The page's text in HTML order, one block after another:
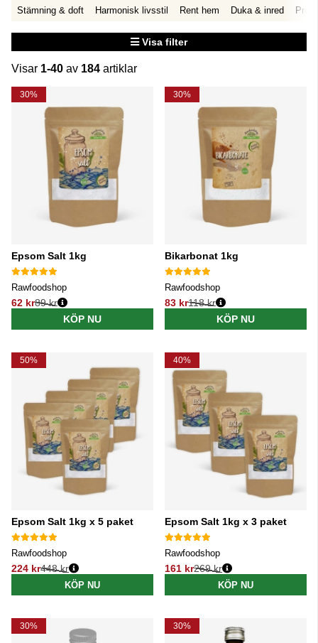
Stämning & doft Harmonisk livsstil Rent hem Duka & inred
Visa filter
Visar 1-40 av 184 artiklar
Produkter
30%
Epsom Salt 1kg
Rawfoodshop
62 kr
Ordinarie pris:
89 kr
KÖP NU
30%
Bikarbonat 1kg
Rawfoodshop
83 kr
Ordinarie pris:
118 kr
KÖP NU
50%
Epsom Salt 1kg x 5 paket
Rawfoodshop
224 kr
Ordinarie pris:
448 kr
KÖP NU
40%
Epsom Salt 1kg x 3 paket
Rawfoodshop
161 kr
Ordinarie pris:
269 kr
KÖP NU
30% 30%